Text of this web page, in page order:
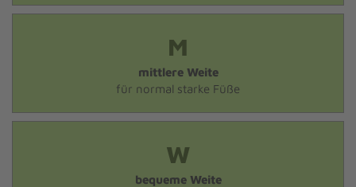
M
mittlere Weite
für normal starke Füße
W
bequeme Weite